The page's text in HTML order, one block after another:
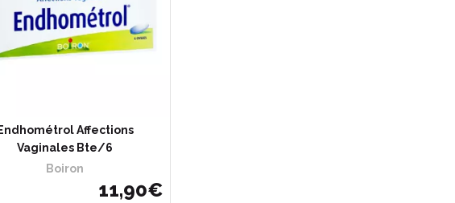
Endhométrol Affections
Vaginales Bte/6
Boiron
11,90€